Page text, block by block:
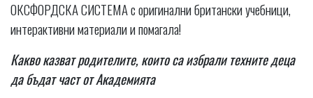
ОКСФОРДСКА СИСТЕМА с оригинални британски учебници,
интерактивни материали и помагала!
Какво казват родителите, които са избрали техните деца
да бъдат част от Академията